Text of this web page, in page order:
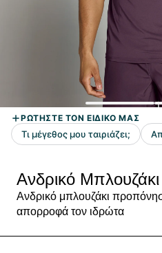
Ανδρικό
Ανδρικό μπλουζάκι
απορροφά τον ιδρώτα